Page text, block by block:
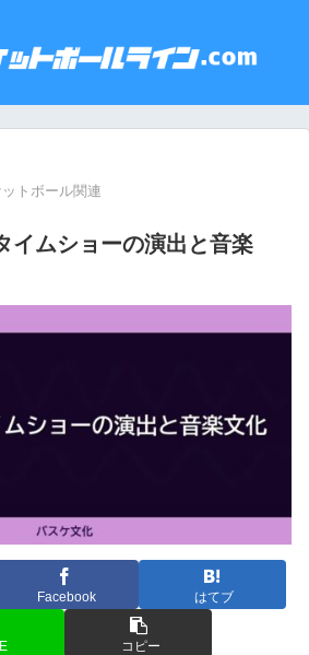
トボール関連
イムショーの演出と音楽
Facebook はてブ
コピー